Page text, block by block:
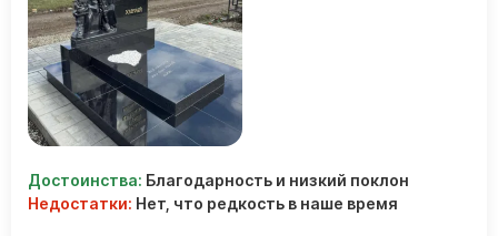
Достоинства: Благодарность и низкий поклон
Недостатки: Нет, что редкость в наше время